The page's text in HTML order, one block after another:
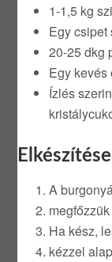
1-1,5 kg
Egy csipet
20-25 dkg
Egy kevés
Ízlés
A
Ha kész,
kézzel